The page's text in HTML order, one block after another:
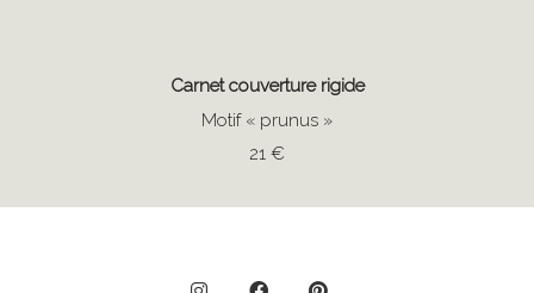
Carnet couverture rigide
Motif « prunus »
21 €